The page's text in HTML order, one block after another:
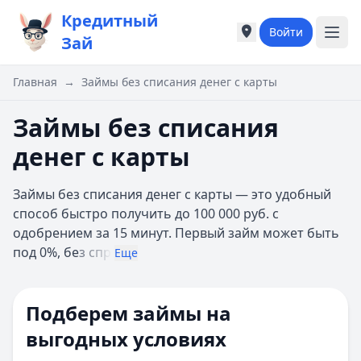
Кредитный
Зай
Города России
Москва
Казань
Б
Барнаул
Белгород
Города России
Москва
Казань
Б
Барнаул
Белгород
Войти
Главная → Займы без списания денег с карты
Займы без списания
денег с карты
Займы без списания денег с карты — это удобный
способ быстро получить до 100 000 руб. с
одобрением за 15 минут. Первый займ может быть
под 0%, без спр Еще
Подберем займы на
выгодных условиях